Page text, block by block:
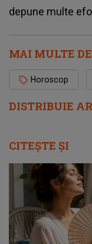
DISTRIBUIE
depune multe
MAI MULTE
Horoscop
CITEȘTE ȘI